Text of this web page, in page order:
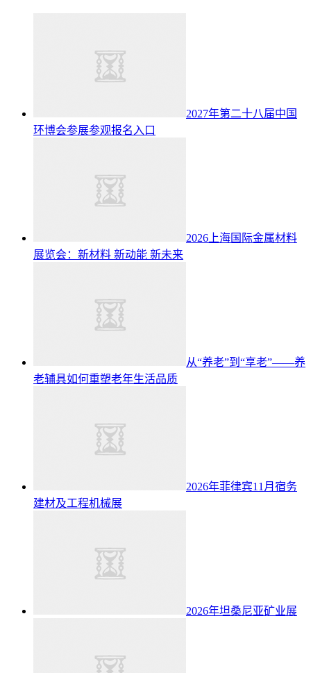
2027年第二十八届中国
环博会参展参观报名入口
2026上海国际金属材料
展览会：新材料 新动能 新未来
从“养老”到“享老”——养
老辅具如何重塑老年生活品质
2026年菲律宾11月宿务
建材及工程机械展
2026年坦桑尼亚矿业展